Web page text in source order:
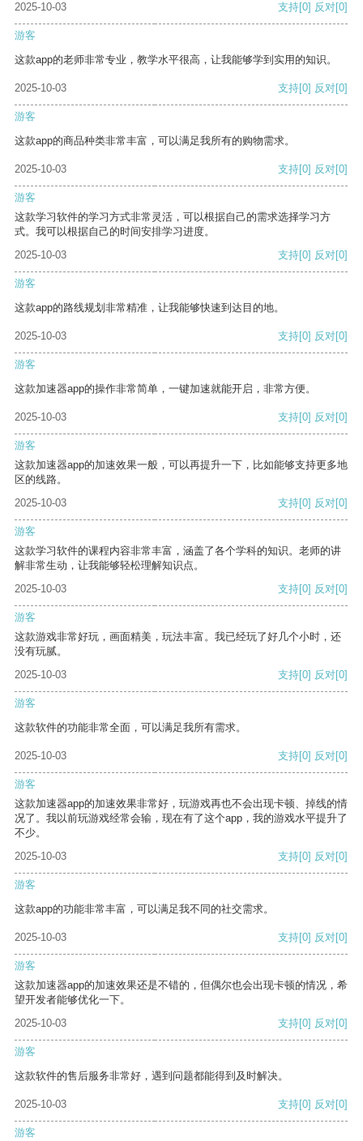
2025-10-03
支持[0] 反对[0]
游客
这款app的老师非常专业，教学水平很高，让我能够学到实用的知识。
2025-10-03 支持[0] 反对[0]
游客
这款app的商品种类非常丰富，可以满足我所有的购物需求。
2025-10-03 支持[0] 反对[0]
游客
这款学习软件的学习方式非常灵活，可以根据自己的需求选择学习方
式。我可以根据自己的时间安排学习进度。
2025-10-03
支持[0] 反对[0]
游客
这款app的路线规划非常精准，让我能够快速到达目的地。
2025-10-03 支持[0] 反对[0]
游客
这款加速器app的操作非常简单，一键加速就能开启，非常方便。
2025-10-03 支持[0] 反对[0]
游客
这款加速器app的加速效果一般，可以再提升一下，比如能够支持更多地
区的线路。
2025-10-03
支持[0] 反对[0]
游客
这款学习软件的课程内容非常丰富，涵盖了各个学科的知识。老师的讲
解非常生动，让我能够轻松理解知识点。
2025-10-03
支持[0] 反对[0]
游客
这款游戏非常好玩，画面精美，玩法丰富。我已经玩了好几个小时，还
没有玩腻。
2025-10-03
支持[0] 反对[0]
游客
这款软件的功能非常全面，可以满足我所有需求。
2025-10-03 支持[0] 反对[0]
游客
这款加速器app的加速效果非常好，玩游戏再也不会出现卡顿、掉线的情
况了。我以前玩游戏经常会输，现在有了这个app，我的游戏水平提升了
不少。
2025-10-03
支持[0] 反对[0]
游客
这款app的功能非常丰富，可以满足我不同的社交需求。
2025-10-03 支持[0] 反对[0]
游客
这款加速器app的加速效果还是不错的，但偶尔也会出现卡顿的情况，希
望开发者能够优化一下。
2025-10-03
支持[0] 反对[0]
游客
这款软件的售后服务非常好，遇到问题都能得到及时解决。
2025-10-03 支持[0] 反对[0]
游客